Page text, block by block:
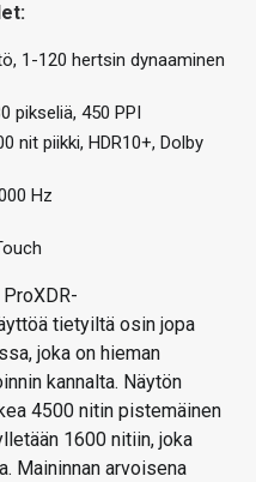
1-120 hertsin dynaaminen
pikseliä, 450 PPI
nit piikki, HDR10+, Dolby
Hz
tietyiltä osin jopa
joka on hieman
kannalta. Näytön
4500 nitin pistemäinen
1600 nitiin, joka
Maininnan arvoisena